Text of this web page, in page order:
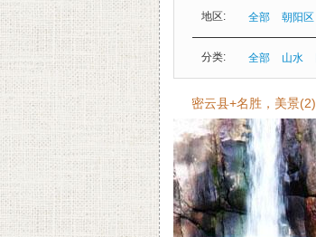
地区: 全部 朝阳区
分类: 全部 山水
密云县+名胜，美景(2)